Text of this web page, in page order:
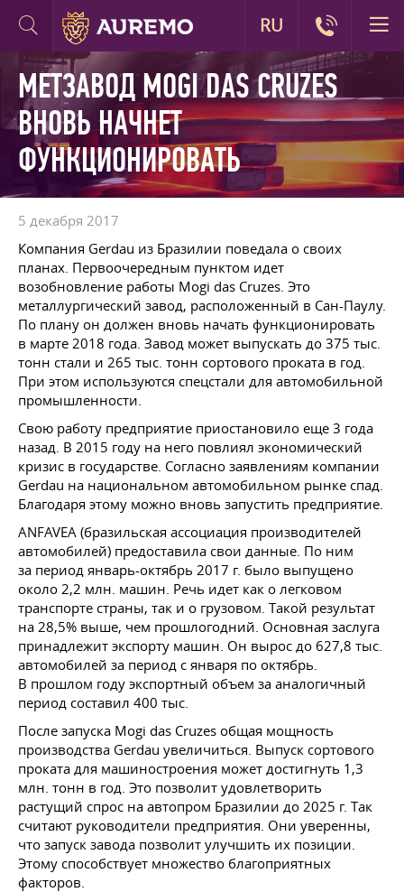
МЕТЗАВОД MOGI DAS CRUZES
ВНОВЬ НАЧНЕТ
ФУНКЦИОНИРОВАТЬ
5 декабря 2017
Компания Gerdau из Бразилии поведала о своих
планах. Первоочередным пунктом идет
возобновление работы Mogi das Cruzes. Это
металлургический завод, расположенный в Сан-Паулу.
По плану он должен вновь начать функционировать
в марте 2018 года. Завод может выпускать до 375 тыс.
тонн стали и 265 тыс. тонн сортового проката в год.
При этом используются спецстали для автомобильной
промышленности.
Свою работу предприятие приостановило еще 3 года
назад. В 2015 году на него повлиял экономический
кризис в государстве. Согласно заявлениям компании
Gerdau на национальном автомобильном рынке спад.
Благодаря этому можно вновь запустить предприятие.
ANFAVEA (бразильская ассоциация производителей
автомобилей) предоставила свои данные. По ним
за период январь-октябрь 2017 г. было выпущено
около 2,2 млн. машин. Речь идет как о легковом
транспорте страны, так и о грузовом. Такой результат
на 28,5% выше, чем прошлогодний. Основная заслуга
принадлежит экспорту машин. Он вырос до 627,8 тыс.
автомобилей за период с января по октябрь.
В прошлом году экспортный объем за аналогичный
период составил 400 тыс.
После запуска Mogi das Cruzes общая мощность
производства Gerdau увеличиться. Выпуск сортового
проката для машиностроения может достигнуть 1,3
млн. тонн в год. Это позволит удовлетворить
растущий спрос на автопром Бразилии до 2025 г. Так
считают руководители предприятия. Они уверенны,
что запуск завода позволит улучшить их позиции.
Этому способствует множество благоприятных
факторов.
RU